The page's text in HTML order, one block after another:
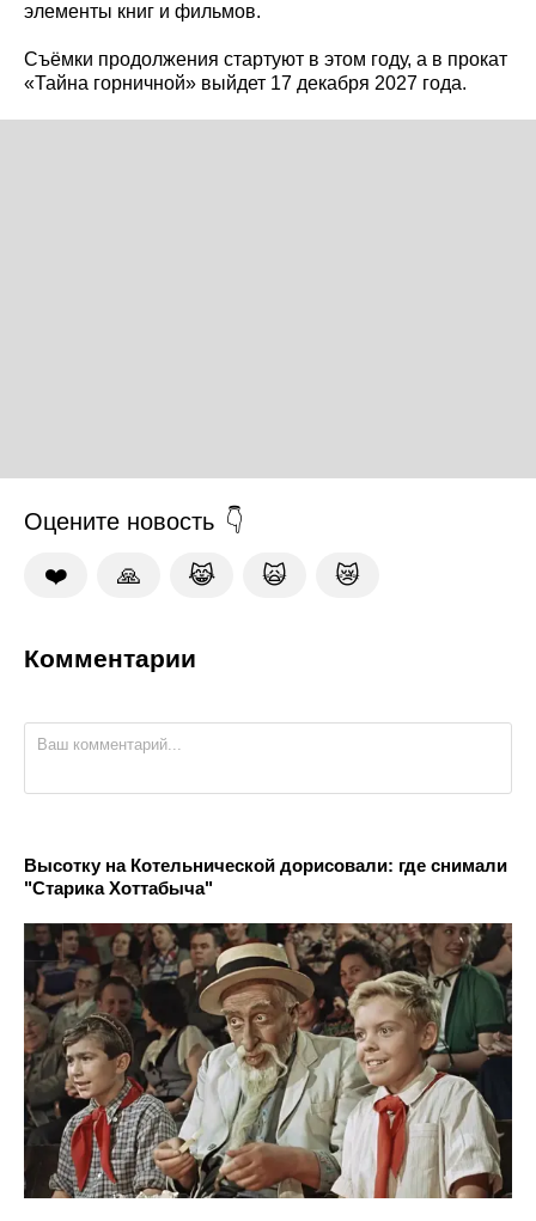
элементы книг и фильмов.
Съёмки продолжения стартуют в этом году, а в прокат
«Тайна горничной» выйдет 17 декабря 2027 года.
Оцените новость
❤️ 🙏 😹 🙀 😿
Комментарии
Высотку на Котельнической дорисовали: где снимали
"Старика Хоттабыча"